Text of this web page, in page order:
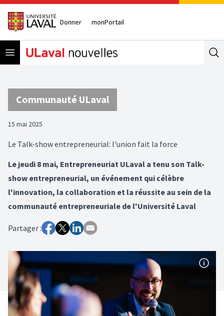
Donner monPortail
Open menu
Communauté ULaval
15 mai 2025
Le Talk-show entrepreneurial: l'union fait la force
Le jeudi 8 mai, Entrepreneuriat ULaval a tenu son Talk-
show entrepreneurial, un événement qui célèbre
l'innovation, la collaboration et la réussite au sein de la
communauté entrepreneuriale de l'Université Laval
Partager :